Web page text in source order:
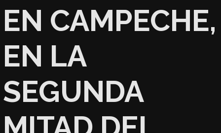
EN CAMPECHE,
EN LA
SEGUNDA